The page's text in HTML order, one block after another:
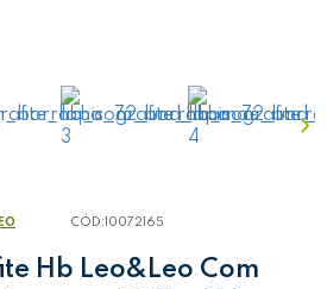
CÓD: 10072165
Hb Leo&Leo Com